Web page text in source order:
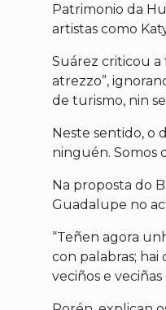
Patrimonio da
artistas como
Suárez criticou a
atrezzo”,
de turismo, nin
Neste sentido, o
ninguén. Somos
Na proposta do
Guadalupe no
“Teñen agora
con palabras;
veciños e